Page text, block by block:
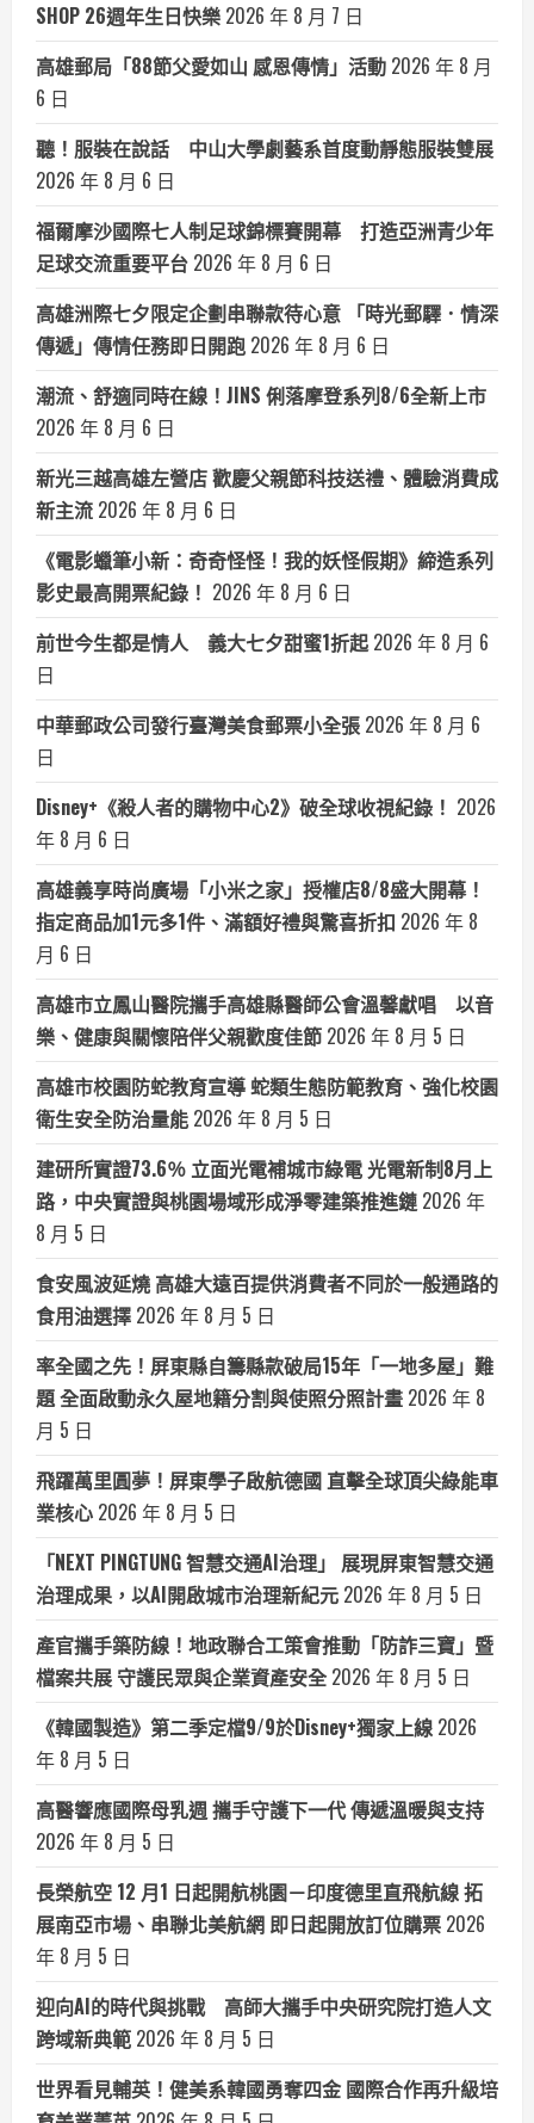
SHOP 26週年生日快樂 2026 年 8 月 7 日
高雄郵局「88節父愛如山 感恩傳情」活動 2026 年 8 月
6 日
聽！服裝在說話 中山大學劇藝系首度動靜態服裝雙展
2026 年 8 月 6 日
福爾摩沙國際七人制足球錦標賽開幕 打造亞洲青少年
足球交流重要平台 2026 年 8 月 6 日
高雄洲際七夕限定企劃串聯款待心意 「時光郵驛．情深
傳遞」傳情任務即日開跑 2026 年 8 月 6 日
潮流、舒適同時在線！JINS 俐落摩登系列8/6全新上市
2026 年 8 月 6 日
新光三越高雄左營店 歡慶父親節科技送禮、體驗消費成
新主流 2026 年 8 月 6 日
《電影蠟筆小新：奇奇怪怪！我的妖怪假期》締造系列
影史最高開票紀錄！ 2026 年 8 月 6 日
前世今生都是情人 義大七夕甜蜜1折起 2026 年 8 月 6
日
中華郵政公司發行臺灣美食郵票小全張 2026 年 8 月 6
日
Disney+《殺人者的購物中心2》破全球收視紀錄！ 2026
年 8 月 6 日
高雄義享時尚廣場「小米之家」授權店8/8盛大開幕！
指定商品加1元多1件、滿額好禮與驚喜折扣 2026 年 8
月 6 日
高雄市立鳳山醫院攜手高雄縣醫師公會溫馨獻唱 以音
樂、健康與關懷陪伴父親歡度佳節 2026 年 8 月 5 日
高雄市校園防蛇教育宣導 蛇類生態防範教育、強化校園
衛生安全防治量能 2026 年 8 月 5 日
建研所實證73.6％ 立面光電補城市綠電 光電新制8月上
路，中央實證與桃園場域形成淨零建築推進鏈 2026 年
8 月 5 日
食安風波延燒 高雄大遠百提供消費者不同於一般通路的
食用油選擇 2026 年 8 月 5 日
率全國之先！屏東縣自籌縣款破局15年「一地多屋」難
題 全面啟動永久屋地籍分割與使照分照計畫 2026 年 8
月 5 日
飛躍萬里圓夢！屏東學子啟航德國 直擊全球頂尖綠能車
業核心 2026 年 8 月 5 日
「NEXT PINGTUNG 智慧交通AI治理」 展現屏東智慧交通
治理成果，以AI開啟城市治理新紀元 2026 年 8 月 5 日
產官攜手築防線！地政聯合工策會推動「防詐三寶」暨
檔案共展 守護民眾與企業資產安全 2026 年 8 月 5 日
《韓國製造》第二季定檔9/9於Disney+獨家上線 2026
年 8 月 5 日
高醫響應國際母乳週 攜手守護下一代 傳遞溫暖與支持
2026 年 8 月 5 日
長榮航空 12 月1 日起開航桃園－印度德里直飛航線 拓
展南亞市場、串聯北美航網 即日起開放訂位購票 2026
年 8 月 5 日
迎向AI的時代與挑戰 高師大攜手中央研究院打造人文
跨域新典範 2026 年 8 月 5 日
世界看見輔英！健美系韓國勇奪四金 國際合作再升級培